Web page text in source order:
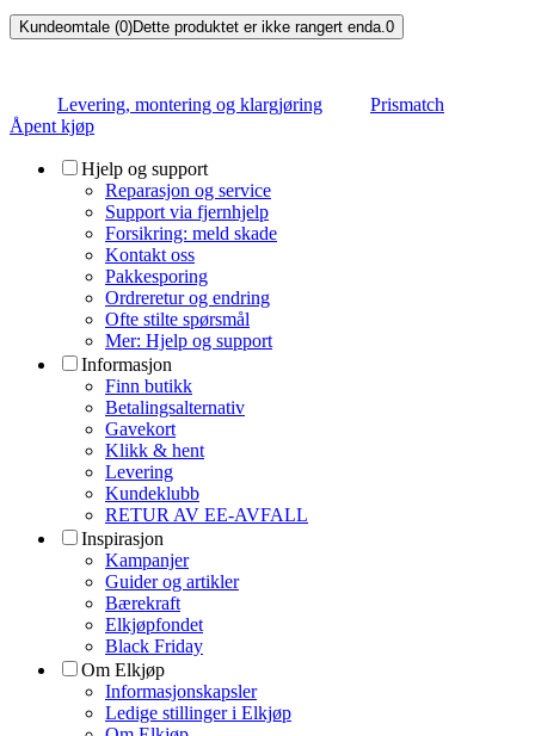
Kundeomtale (0)Dette produktet er ikke rangert enda.0
Levering, montering og klargjøring
Prismatch
Åpent kjøp
Hjelp og support
Reparasjon og service
Support via fjernhjelp
Forsikring: meld skade
Kontakt oss
Pakkesporing
Ordreretur og endring
Ofte stilte spørsmål
Mer: Hjelp og support
Informasjon
Finn butikk
Betalingsalternativ
Gavekort
Klikk & hent
Levering
Kundeklubb
RETUR AV EE-AVFALL
Inspirasjon
Kampanjer
Guider og artikler
Bærekraft
Elkjøpfondet
Black Friday
Om Elkjøp
Informasjonskapsler
Ledige stillinger i Elkjøp